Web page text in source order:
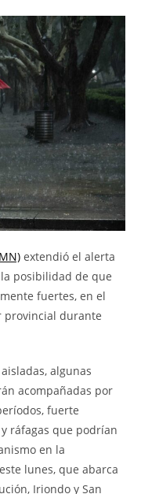
extendió el alerta
posibilidad de que
fuertes, en el
provincial durante
algunas
acompañadas por
fuerte
ráfagas que podrían
en la
lunes, que abarca
Iriondo y San